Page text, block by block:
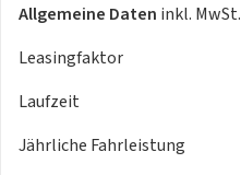
Allgemeine Daten inkl. MwSt.
Leasingfaktor
Laufzeit
Jährliche Fahrleistung